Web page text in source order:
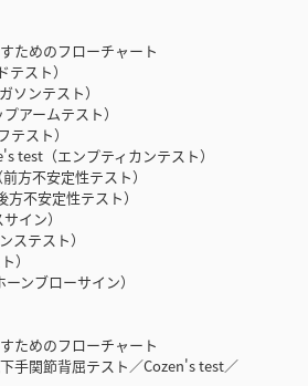
ためのフローチャート
スト）
ンテスト）
アームテスト）
スト）
（エンプティカンテスト）
不安定性テスト）
不安定性テスト）
イン）
テスト）
）
ンブローサイン）
ためのフローチャート
手関節背屈テスト／Cozen's test／